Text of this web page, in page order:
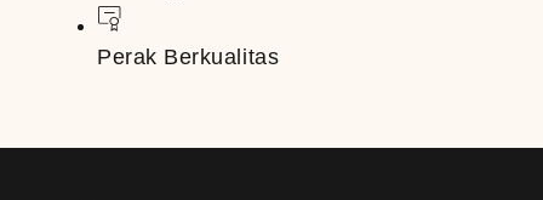
Perak Berkualitas